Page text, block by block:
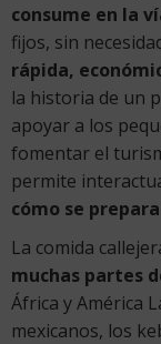
consume en la
fijos, sin
rápida,
la historia de un
apoyar a los
fomentar el
permite
cómo se
La comida
muchas partes
África y América
mexicanos, los